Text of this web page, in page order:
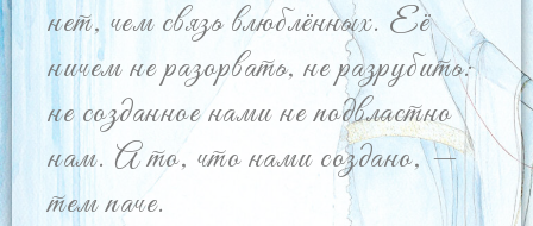
нет, чем связь влюблённых. Её
ничем не разорвать, не разрубить:
не созданное нами не подвластно
нам. А то, что нами создано, —
тем паче.